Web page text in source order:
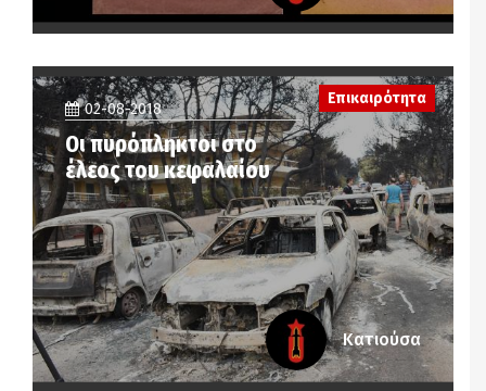
02-08-2018
Οι πυρόπληκτοι στο
έλεος του κεφαλαίου
Επικαιρότητα
Κατιούσα